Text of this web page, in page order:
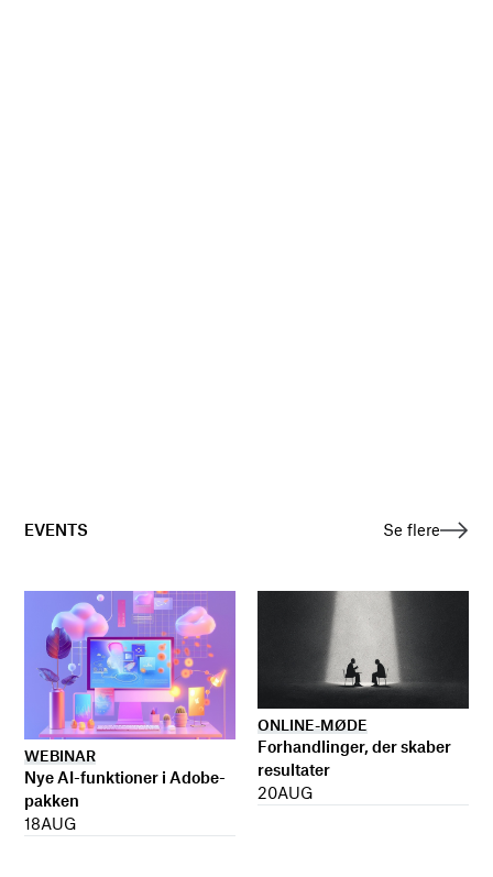
EVENTS Se flere
WEBINAR
Nye AI-funktioner i Adobe-
pakken
18AUG
ONLINE-MØDE
Forhandlinger, der skaber
resultater
20AUG